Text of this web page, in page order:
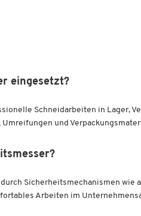
eingesetzt?
Schneidarbeiten in Lager,
und
Sicherheitsmechanismen
Arbeiten im